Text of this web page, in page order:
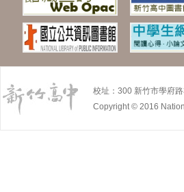
校址：300 新竹市學府
Copyright © 2016